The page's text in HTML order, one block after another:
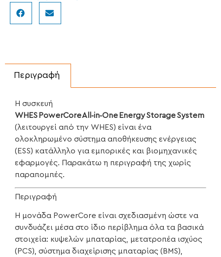
Περιγραφή
Η συσκευή
WHES PowerCore All‑in‑One Energy Storage System
(λειτουργεί από την WHES) είναι ένα
ολοκληρωμένο σύστημα αποθήκευσης ενέργειας
(ESS) κατάλληλο για εμπορικές και βιομηχανικές
εφαρμογές. Παρακάτω η περιγραφή της χωρίς
παραπομπές.
Περιγραφή
Η μονάδα PowerCore είναι σχεδιασμένη ώστε να
συνδυάζει μέσα στο ίδιο περίβλημα όλα τα βασικά
στοιχεία: κυψελών μπαταρίας, μετατροπέα ισχύος
(PCS), σύστημα διαχείρισης μπαταρίας (BMS),